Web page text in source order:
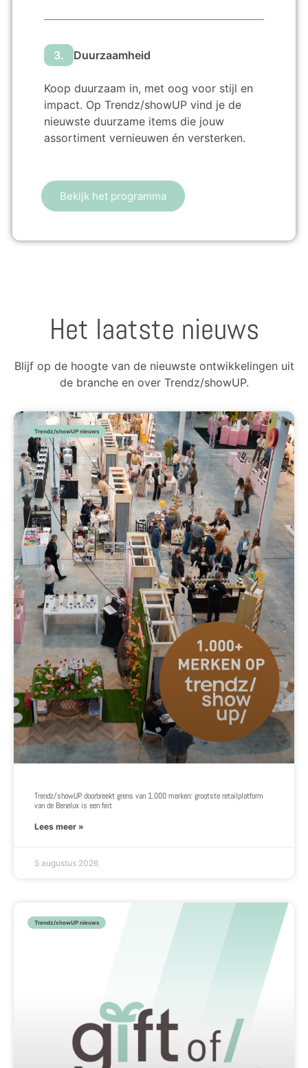
3. Duurzaamheid
Koop duurzaam in, met oog voor stijl en
impact. Op Trendz/showUP vind je de
nieuwste duurzame items die jouw
assortiment vernieuwen én versterken.
Bekijk het programma
Het laatste nieuws
Blijf op de hoogte van de nieuwste ontwikkelingen uit
de branche en over Trendz/showUP.
Trendz/showUP nieuws
Trendz/showUP doorbreekt grens van 1.000 merken: grootste retailplatform
van de Benelux is een feit
Lees meer »
5 augustus 2026
Trendz/showUP nieuws